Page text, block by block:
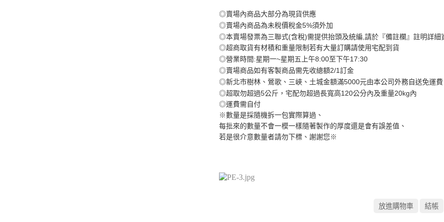
◎賣場內商品大部分為現貨供應
◎賣場內商品為未稅價稅金5%須外加
◎本賣場發票為三聯式(含稅)需提供抬頭及統編,請於『備註欄』註明詳細
◎超商取貨有材積和重量限制若有大量訂購請使用宅配到貨
◎營業時間 :星期一~星期五上午8:00至下午17:30
◎賣場商品如有客製商品需先收總額2/1訂金
◎新北市樹林、鶯歌、三峽、土城金額滿5000元由本公司外務自送免運費
◎超取勿超過5公斤，宅配勿超過長寬高120公分內及重量20kg內
◎運費需自付
※數量是採隨機拆一包實際算過、
每批來的數量不會一模一樣隨著製作的厚度還是會有誤差值、
若是很介意數量者請勿下標、謝謝您 ※